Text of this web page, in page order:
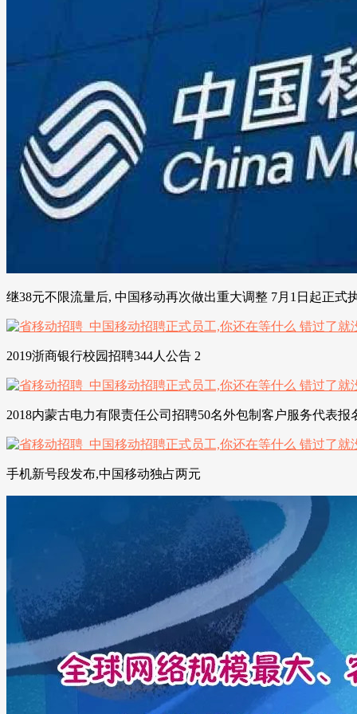
继38元不限流量后, 中国移动再次做出重大调整 7月1日起正式
2019浙商银行校园招聘344人公告 2
2018内蒙古电力有限责任公司招聘50名外包制客户服务代表报
手机新号段发布,中国移动独占两元